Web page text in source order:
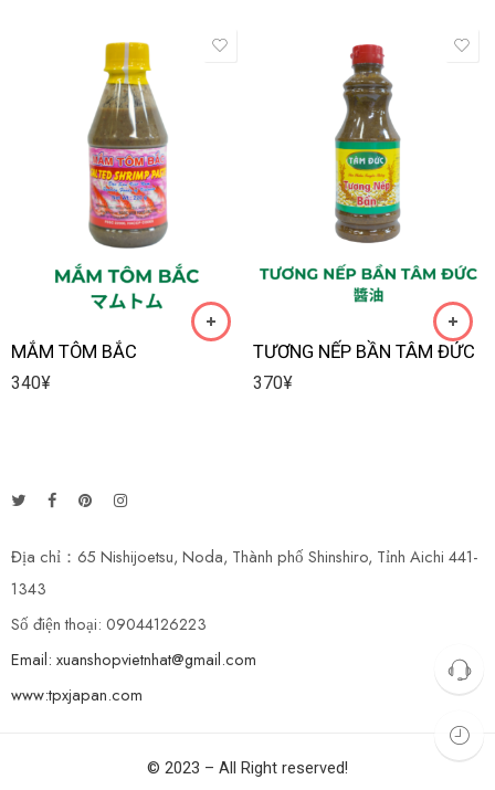
MẮM TÔM BẮC
340¥
TƯƠNG NẾP BẦN TÂM ĐỨC
370¥
Địa chỉ：65 Nishijoetsu, Noda, Thành phố Shinshiro, Tỉnh Aichi 441-
1343
Số điện thoại: 09044126223
Email: xuanshopvietnhat@gmail.com
www:tpxjapan.com
© 2023 – All Right reserved!